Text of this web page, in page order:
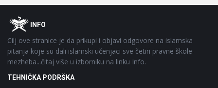
FooterOINFO
Cilj ove stranice je da prikupi i objavi odgovore na islamska
pitanja koje su dali islamski učenjaci sve četiri pravne škole-
mezheba...čitaj više u izborniku na linku Info.
TEHNIČKA PODRŠKA